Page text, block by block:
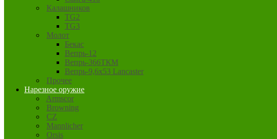
Калашников
TG2
TG3
Молот
Бекас
Вепрь-12
Вепрь-366ТКМ
Вепрь-9,6х53 Lancaster
Прочее
Нарезное оружие
Armscor
Browning
CZ
Mannlicher
Orsis